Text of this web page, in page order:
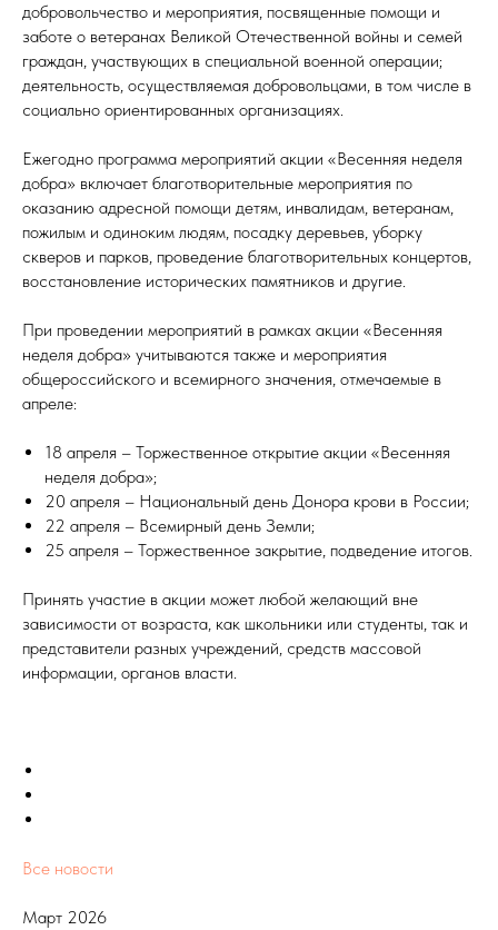
добровольчество и мероприятия, посвященные помощи и
заботе о ветеранах Великой Отечественной войны и семей
граждан, участвующих в специальной военной операции;
деятельность, осуществляемая добровольцами, в том числе в
социально ориентированных организациях.
Ежегодно программа мероприятий акции «Весенняя неделя
добра» включает благотворительные мероприятия по
оказанию адресной помощи детям, инвалидам, ветеранам,
пожилым и одиноким людям, посадку деревьев, уборку
скверов и парков, проведение благотворительных концертов,
восстановление исторических памятников и другие.
При проведении мероприятий в рамках акции «Весенняя
неделя добра» учитываются также и мероприятия
общероссийского и всемирного значения, отмечаемые в
апреле:
18 апреля – Торжественное открытие акции «Весенняя
неделя добра»;
20 апреля – Национальный день Донора крови в России;
22 апреля – Всемирный день Земли;
25 апреля – Торжественное закрытие, подведение итогов.
Принять участие в акции может любой желающий вне
зависимости от возраста, как школьники или студенты, так и
представители разных учреждений, средств массовой
информации, органов власти.
Все новости
Март 2026